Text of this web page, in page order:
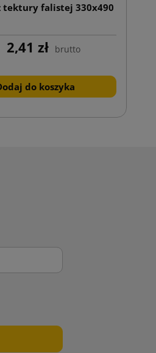
tektury falistej 330x490
2,41 zł brutto
do koszyka